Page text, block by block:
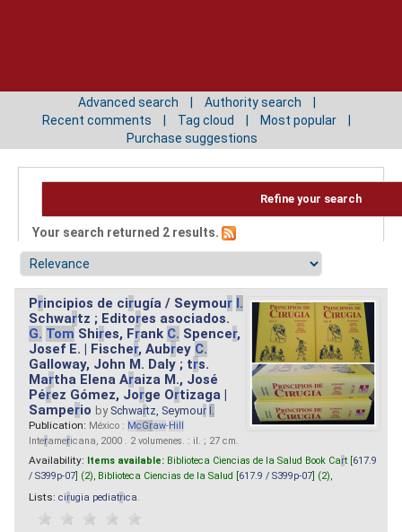
Advanced search
Authority search
Recent comments
Tag cloud
Most popular
Purchase suggestions
Refine your search
Your search returned 2 results.
Principios de cirugía / Seymour I.
Schwartz ; Editores asociados.
G. Tom Shires, Frank C. Spencer,
Josef E. | Fischer, Aubrey C.
Galloway, John M. Daly ; trs.
Martha Elena Araiza M., José
Pérez Gómez, Jorge Ortizaga |
Samperio by Schwartz, Seymour I.
Publication: México : McGraw-Hill
Interamericana, 2000 . 2 volumenes. : il. ; 27 cm.
Availability: Items available: Biblioteca Ciencias de la Salud Book Cart [ 617.9
/ S399p-07 ] (2), Biblioteca Ciencias de la Salud [ 617.9 / S399p-07 ] (2),
Lists: cirugia pediatrica